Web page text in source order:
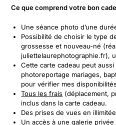
Ce que comprend votre bon
Une séance photo d’une
Possibilité de choisir le type
grossesse et nouveau-né
juliettelaurephotographie.fr),
Cette carte cadeau peut aussi
photoreportage mariages,
pour vérifier mes
Tous les frais (déplacement,
inclus dans la carte cadeau.
Des prises de vues en
Un accès à une galerie